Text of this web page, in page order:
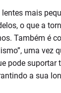
mais
o que a
Também é
uma vez
pode suportar
a sua